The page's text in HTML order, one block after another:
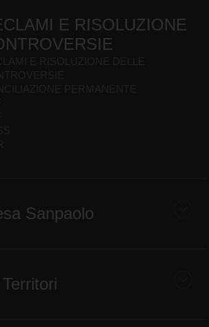
E RISOLUZIONE
Sanpaolo